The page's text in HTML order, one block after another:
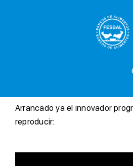
Arrancado ya el innovador
reproducir: